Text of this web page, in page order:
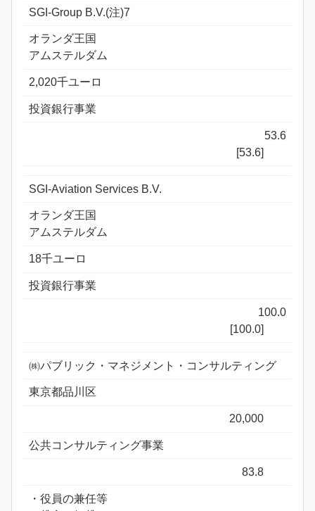
SGI-Group B.V.(注)7
オランダ王国
アムステルダム
2,020千ユーロ
投資銀行事業
53.6
[53.6]
SGI-Aviation Services B.V.
オランダ王国
アムステルダム
18千ユーロ
投資銀行事業
100.0
[100.0]
㈱パブリック・マネジメント・コンサルティング
東京都品川区
20,000
公共コンサルティング事業
83.8
・役員の兼任等